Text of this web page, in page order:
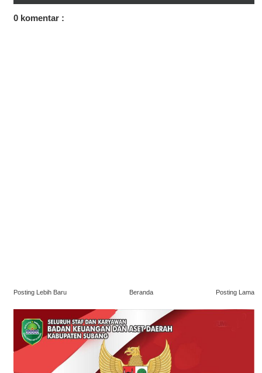
0 komentar :
Posting Lebih Baru Posting Lama
Beranda